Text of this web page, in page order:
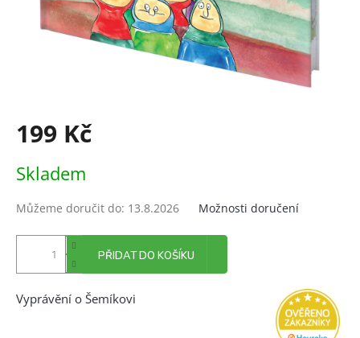
199 Kč
cena:
Skladem
Můžeme doručit do: 13.8.2026 Možnosti doručení
PŘIDAT DO KOŠÍKU
Vyprávění o Šemíkovi